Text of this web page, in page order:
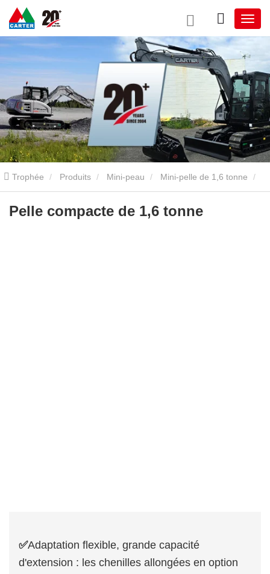
Trophée Produits Mini-peau Mini-pelle de 1,6 tonne
Pelle compacte de 1,6 tonne
Pelle compacte de 1,6 tonne
✅Adaptation flexible, grande capacité
d'extension : les chenilles allongées en option